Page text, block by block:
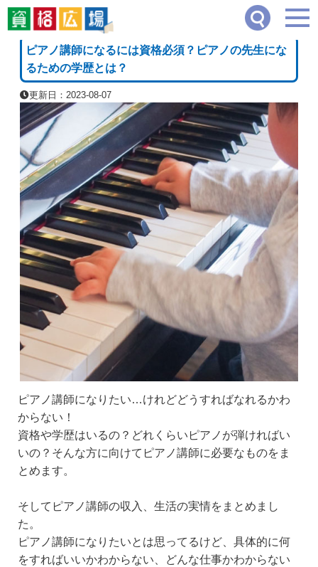
資格広場≫ 音楽≫ピアノ講師になるには資格必須？ピアノの先生になるための学歴
[PR]
ピアノ講師になるには資格必須？ピアノの先生にな
るための学歴とは？
更新日：2023-08-07
ピアノ講師になりたい…けれどどうすればなれるかわ
からない！
資格や学歴はいるの？どれくらいピアノが弾ければい
いの？そんな方に向けてピアノ講師に必要なものをま
とめます。
そしてピアノ講師の収入、生活の実情をまとめまし
た。
ピアノ講師になりたいとは思ってるけど、具体的に何
をすればいいかわからない、どんな仕事かわからない